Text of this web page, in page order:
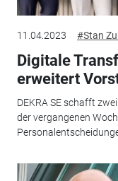
11.04.2023 #Stan
Digitale
erweitert
DEKRA SE schafft
der vergangenen